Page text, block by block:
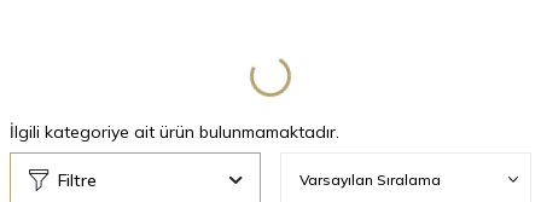
İlgili kategoriye ait ürün bulunmamaktadır.
Filtre